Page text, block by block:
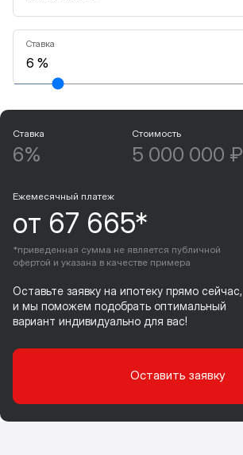
Ставка
Ставка
6%
Стоимость
5 000 000 ₽
Ежемесячный платеж
от 67 665*
*приведенная сумма не является публичной
офертой и указана в качестве примера
Оставьте заявку на ипотеку прямо сейчас,
и мы поможем подобрать оптимальный
вариант индивидуально для вас!
Оставить заявку